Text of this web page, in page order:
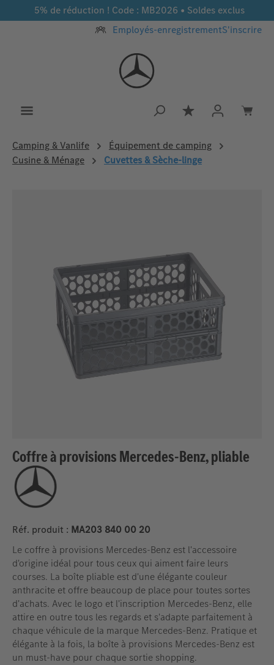
Passer au contenu principal
5% de réduction ! Code : MB2026 • Soldes exclus
Employés-enregistrementS'inscrire
Vous avez 0
Camping & Vanlife
Équipement de camping
Cusine & Ménage
Cuvettes & Sèche-linge
Coffre à provisions Mercedes-Benz, pliable
Réf. produit : MA203 840 00 20
Le coffre à provisions Mercedes-Benz est l'accessoire
d'origine idéal pour tous ceux qui aiment faire leurs
courses. La boîte pliable est d'une élégante couleur
anthracite et offre beaucoup de place pour toutes sortes
d'achats. Avec le logo et l'inscription Mercedes-Benz, elle
attire en outre tous les regards et s'adapte parfaitement à
chaque véhicule de la marque Mercedes-Benz. Pratique et
élégante à la fois, la boîte à provisions Mercedes-Benz est
un must-have pour chaque sortie shopping.